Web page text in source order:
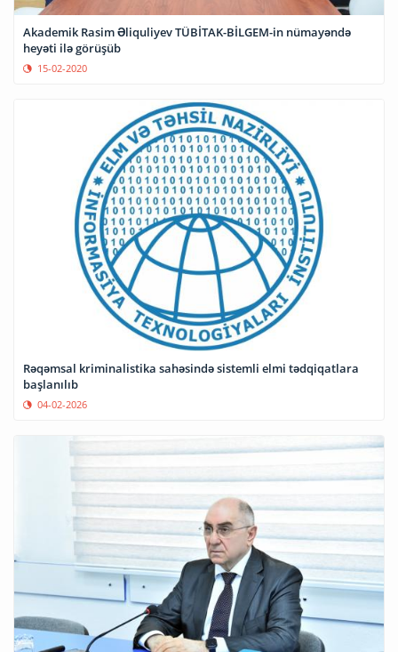
Akademik Rasim Əliquliyev TÜBİTAK-BİLGEM-in nümayəndə
heyəti ilə görüşüb
15-02-2020
Rəqəmsal kriminalistika sahəsində sistemli elmi tədqiqatlara
başlanılıb
04-02-2026